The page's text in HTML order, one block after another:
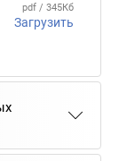
pdf / 345Кб
Загрузить